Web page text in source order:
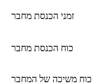
זמני הכנסת מחבר
כוח הכנסת מחבר
כוח משיכה של המחבר